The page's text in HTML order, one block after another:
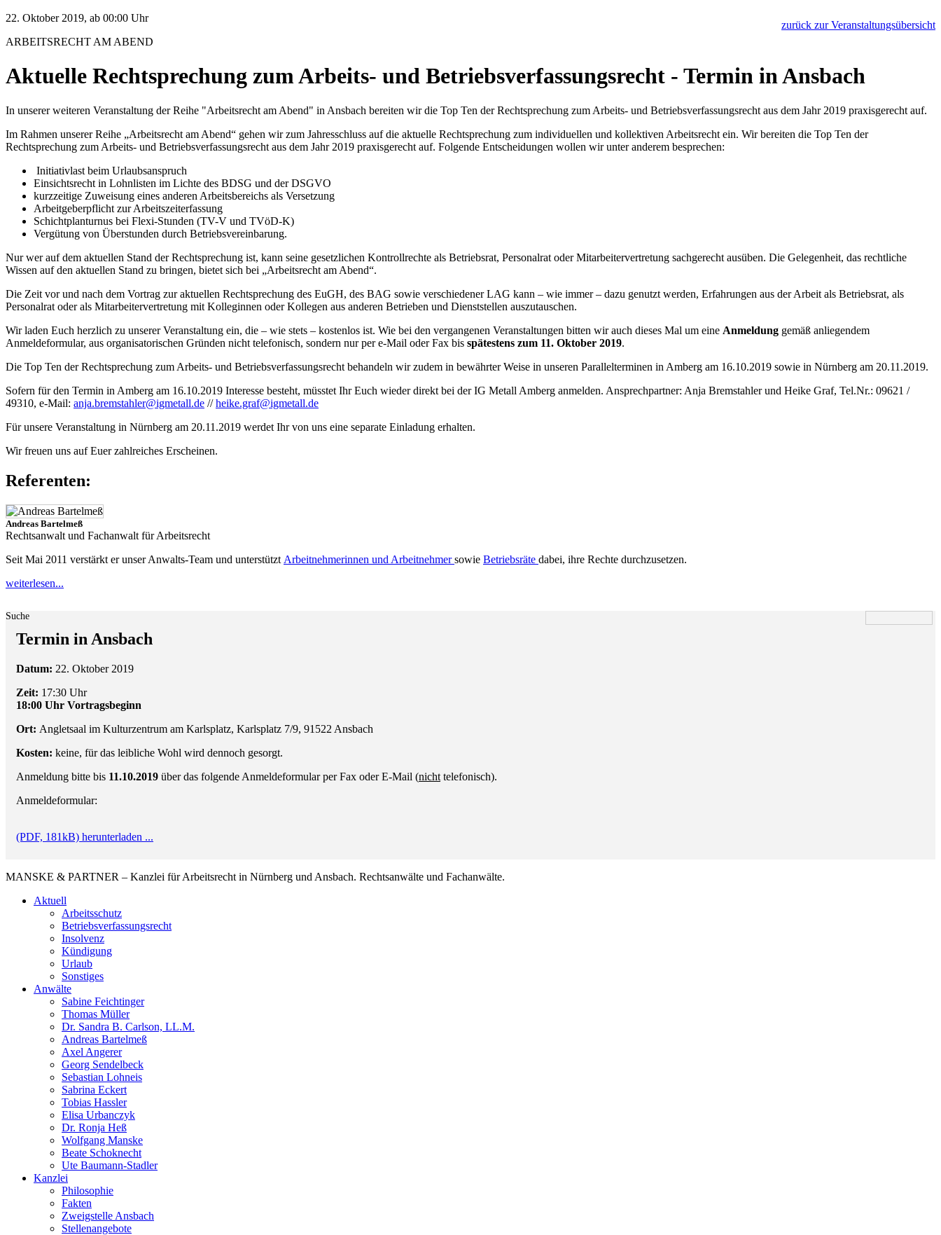
zurück zur Veranstaltungsübersicht
22. Oktober 2019, ab 00:00 Uhr
ARBEITSRECHT AM ABEND
Aktuelle Rechtsprechung zum Arbeits- und Betriebsverfassungsrecht - Termin in Ansbach
In unserer weiteren Veranstaltung der Reihe "Arbeitsrecht am Abend" in Ansbach bereiten wir die Top Ten der Rechtsprechung zum Arbeits- und Betriebsverfassungsrecht aus dem Jahr 2019 praxisgerecht auf.
Im Rahmen unserer Reihe „Arbeitsrecht am Abend“ gehen wir zum Jahresschluss auf die aktuelle Rechtsprechung zum individuellen und kollektiven Arbeitsrecht ein. Wir bereiten die Top Ten der
Rechtsprechung zum Arbeits- und Betriebsverfassungsrecht aus dem Jahr 2019 praxisgerecht auf. Folgende Entscheidungen wollen wir unter anderem besprechen:
Initiativlast beim Urlaubsanspruch
Einsichtsrecht in Lohnlisten im Lichte des BDSG und der DSGVO
kurzzeitige Zuweisung eines anderen Arbeitsbereichs als Versetzung
Arbeitgeberpflicht zur Arbeitszeiterfassung
Schichtplanturnus bei Flexi-Stunden (TV-V und TVöD-K)
Vergütung von Überstunden durch Betriebsvereinbarung.
Nur wer auf dem aktuellen Stand der Rechtsprechung ist, kann seine gesetzlichen Kontrollrechte als Betriebsrat, Personalrat oder Mitarbeitervertretung sachgerecht ausüben. Die Gelegenheit, das rechtliche
Wissen auf den aktuellen Stand zu bringen, bietet sich bei „Arbeitsrecht am Abend“.
Die Zeit vor und nach dem Vortrag zur aktuellen Rechtsprechung des EuGH, des BAG sowie verschiedener LAG kann – wie immer – dazu genutzt werden, Erfahrungen aus der Arbeit als Betriebsrat, als
Personalrat oder als Mitarbeitervertretung mit Kolleginnen oder Kollegen aus anderen Betrieben und Dienststellen auszutauschen.
Wir laden Euch herzlich zu unserer Veranstaltung ein, die – wie stets – kostenlos ist. Wie bei den vergangenen Veranstaltungen bitten wir auch dieses Mal um eine Anmeldung gemäß anliegendem
Anmeldeformular, aus organisatorischen Gründen nicht telefonisch, sondern nur per e-Mail oder Fax bis spätestens zum 11. Oktober 2019.
Die Top Ten der Rechtsprechung zum Arbeits- und Betriebsverfassungsrecht behandeln wir zudem in bewährter Weise in unseren Parallelterminen in Amberg am 16.10.2019 sowie in Nürnberg am 20.11.2019.
Sofern für den Termin in Amberg am 16.10.2019 Interesse besteht, müsstet Ihr Euch wieder direkt bei der IG Metall Amberg anmelden. Ansprechpartner: Anja Bremstahler und Heike Graf, Tel.Nr.: 09621 /
49310, e-Mail: anja.bremstahler@igmetall.de //heike.graf@igmetall.de
Für unsere Veranstaltung in Nürnberg am 20.11.2019 werdet Ihr von uns eine separate Einladung erhalten.
Wir freuen uns auf Euer zahlreiches Erscheinen.
Referenten:
Andreas Bartelmeß
Rechtsanwalt und Fachanwalt für Arbeitsrecht
Seit Mai 2011 verstärkt er unser Anwalts-Team und unterstützt Arbeitnehmerinnen und Arbeitnehmersowie Betriebsräte dabei, ihre Rechte durchzusetzen.
weiterlesen...
Suche
Termin in Ansbach
Datum: 22. Oktober 2019
Zeit: 17:30 Uhr
18:00 Uhr Vortragsbeginn
Ort: Angletsaal im Kulturzentrum am Karlsplatz, Karlsplatz 7/9, 91522 Ansbach
Kosten: keine, für das leibliche Wohl wird dennoch gesorgt.
Anmeldung bitte bis 11.10.2019 über das folgende Anmeldeformular per Fax oder E-Mail (nicht telefonisch).
Anmeldeformular:
(PDF, 181kB) herunterladen ...
MANSKE & PARTNER – Kanzlei für Arbeitsrecht in Nürnberg und Ansbach. Rechtsanwälte und Fachanwälte.
Aktuell
Arbeitsschutz
Betriebsverfassungsrecht
Insolvenz
Kündigung
Urlaub
Sonstiges
Anwälte
Sabine Feichtinger
Thomas Müller
Dr. Sandra B. Carlson, LL.M.
Andreas Bartelmeß
Axel Angerer
Georg Sendelbeck
Sebastian Lohneis
Sabrina Eckert
Tobias Hassler
Elisa Urbanczyk
Dr. Ronja Heß
Wolfgang Manske
Beate Schoknecht
Ute Baumann-Stadler
Kanzlei
Philosophie
Fakten
Zweigstelle Ansbach
Stellenangebote